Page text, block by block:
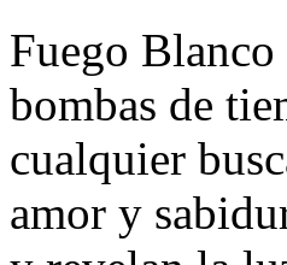
Fuego Blanco
bombas de
cualquier
amor y